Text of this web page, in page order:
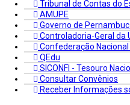
Tribunal de Contas do
AMUPE
Governo de
Controladoria-Geral da
Confederação Nacional
QEdu
SICONFI - Tesouro
Consultar Convênios
Receber Informações